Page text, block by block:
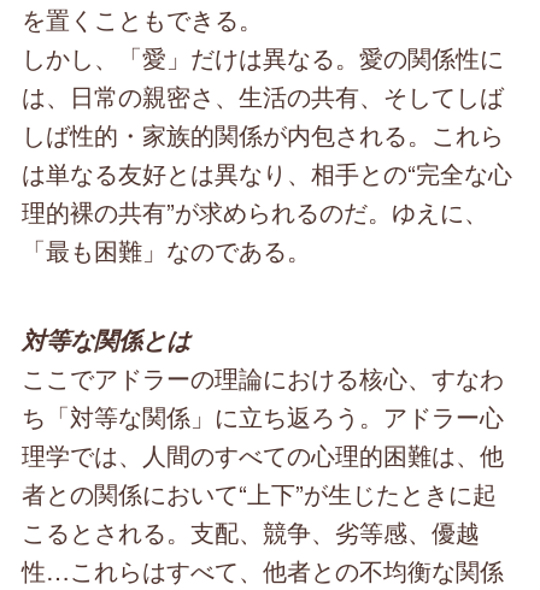
を置くこともできる。
しかし、「愛」だけは異なる。愛の関係性に
は、日常の親密さ、生活の共有、そしてしば
しば性的・家族的関係が内包される。これら
は単なる友好とは異なり、相手との“完全な心
理的裸の共有”が求められるのだ。ゆえに、
「最も困難」なのである。
対等な関係とは
ここでアドラーの理論における核心、すなわ
ち「対等な関係」に立ち返ろう。アドラー心
理学では、人間のすべての心理的困難は、他
者との関係において“上下”が生じたときに起
こるとされる。支配、競争、劣等感、優越
性…これらはすべて、他者との不均衡な関係